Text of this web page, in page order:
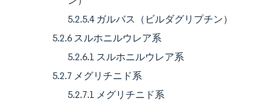
5.2.5.4 ガルバス（ビルダグリプチン）
5.2.6 スルホニルウレア系
5.2.6.1 スルホニルウレア系
5.2.7 メグリチニド系
5.2.7.1 メグリチニド系